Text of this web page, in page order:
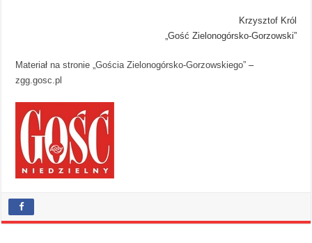
Krzysztof Król
„Gość Zielonogórsko-Gorzowski”
Materiał na stronie „Gościa Zielonogórsko-Gorzowskiego” –
zgg.gosc.pl